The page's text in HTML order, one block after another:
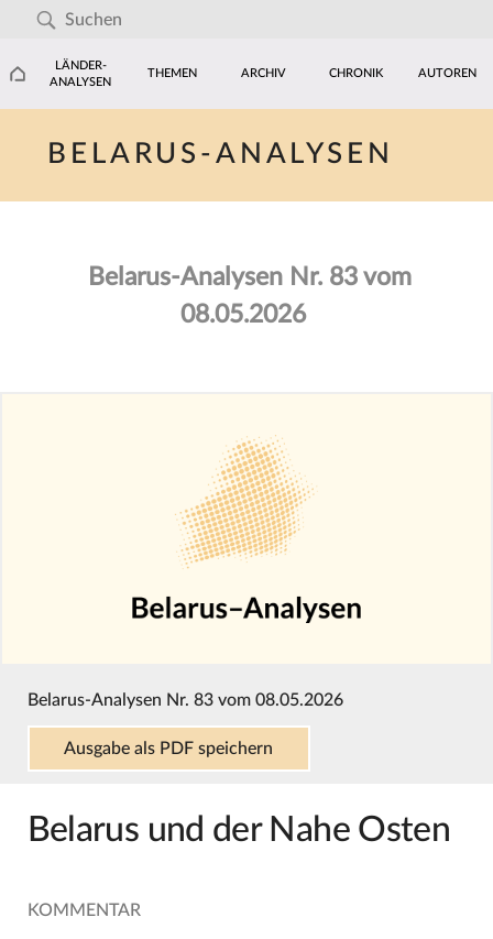
LÄNDER-
ANALYSEN
THEMEN ARCHIV CHRONIK AUTOREN
BELARUS-ANALYSEN
Belarus-Analysen Nr. 83 vom
08.05.2026
Belarus-Analysen Nr. 83 vom 08.05.2026
Ausgabe als PDF speichern
Belarus und der Nahe Osten
KOMMENTAR